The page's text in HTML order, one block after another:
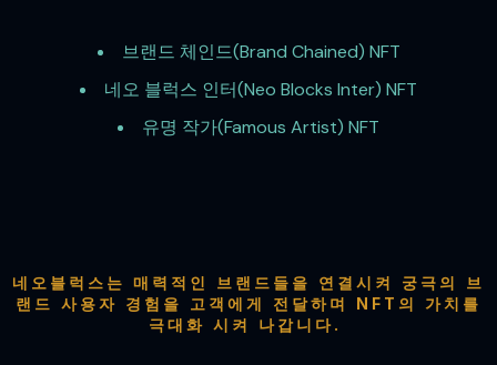
브랜드 체인드(Brand Chained) NFT
네오 블럭스 인터(Neo Blocks Inter) NFT
유명 작가(Famous Artist) NFT
네오블럭스는 매력적인 브랜드들을 연결시켜 궁극의 브
랜드 사용자 경험을 고객에게 전달하며 NFT의 가치를
극대화 시켜 나갑니다.